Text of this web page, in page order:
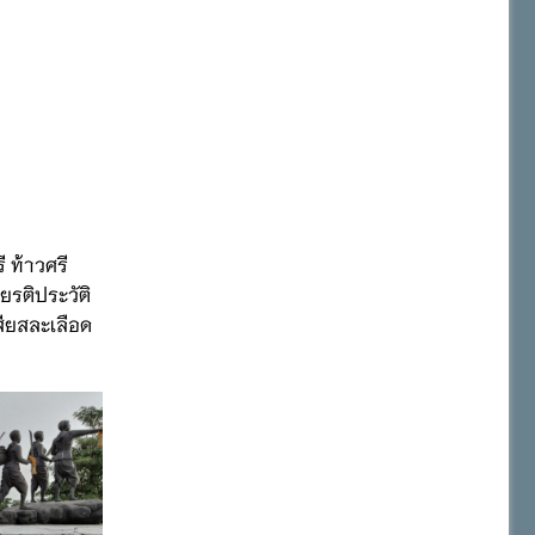
ท้าวศรี
รติประวัติ
สละเลือด